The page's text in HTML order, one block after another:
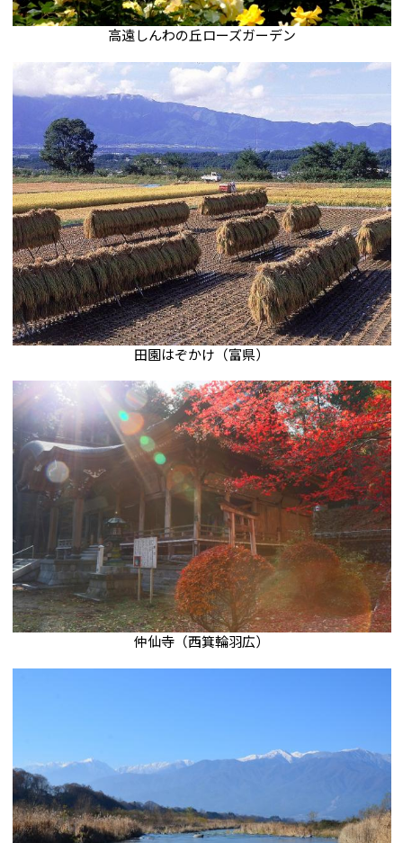
高遠しんわの丘ローズガーデン
田園はぞかけ（富県）
仲仙寺（西箕輪羽広）